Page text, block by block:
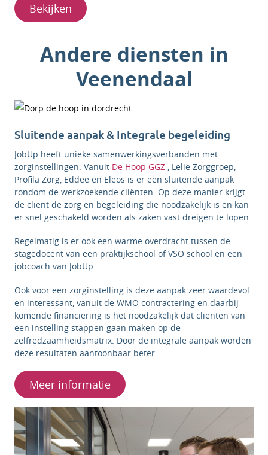
Bekijken
Andere diensten in
Veenendaal
Sluitende aanpak & Integrale begeleiding
JobUp heeft unieke samenwerkingsverbanden met
zorginstellingen. Vanuit De Hoop GGZ , Lelie Zorggroep,
Profila Zorg, Eddee en Eleos is er een sluitende aanpak
rondom de werkzoekende cliënten. Op deze manier krijgt
de cliënt de zorg en begeleiding die noodzakelijk is en kan
er snel geschakeld worden als zaken vast dreigen te lopen.
Regelmatig is er ook een warme overdracht tussen de
stagedocent van een praktijkschool of VSO school en een
jobcoach van JobUp.
Ook voor een zorginstelling is deze aanpak zeer waardevol
en interessant, vanuit de WMO contractering en daarbij
komende financiering is het noodzakelijk dat cliënten van
een instelling stappen gaan maken op de
zelfredzaamheidsmatrix. Door de integrale aanpak worden
deze resultaten aantoonbaar beter.
Meer informatie